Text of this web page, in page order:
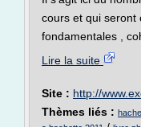
cours et qui seront
fondamentales ,
Lire la suite
Site : http://
Thèmes liés :